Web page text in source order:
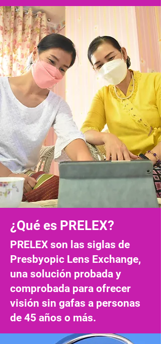
¿Qué es PRELEX?
PRELEX son las siglas de
Presbyopic Lens Exchange,
una solución probada y
comprobada para ofrecer
visión sin gafas a personas
de 45 años o más.